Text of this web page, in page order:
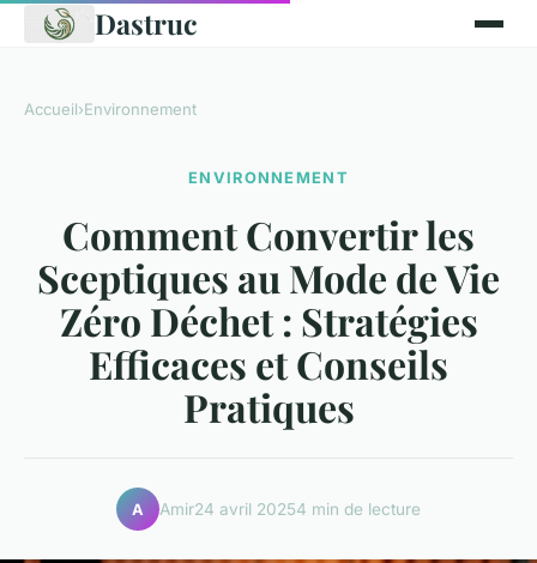
Dastruc
Accueil›Environnement
ENVIRONNEMENT
Comment Convertir les
Sceptiques au Mode de Vie
Zéro Déchet : Stratégies
Efficaces et Conseils
Pratiques
A Amir24 avril 20254 min de lecture